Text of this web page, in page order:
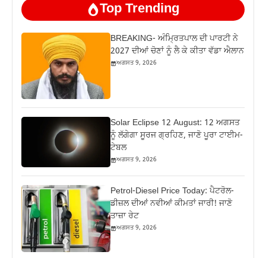
Top Trending
BREAKING- ਅੰਮ੍ਰਿਤਪਾਲ ਦੀ ਪਾਰਟੀ ਨੇ
2027 ਦੀਆਂ ਚੋਣਾਂ ਨੂੰ ਲੈ ਕੇ ਕੀਤਾ ਵੱਡਾ ਐਲਾਨ
ਅਗਸਤ 9, 2026
Solar Eclipse 12 August: 12 ਅਗਸਤ
ਨੂੰ ਲੱਗੇਗਾ ਸੂਰਜ ਗ੍ਰਹਿਣ, ਜਾਣੋ ਪੂਰਾ ਟਾਈਮ-
ਟੇਬਲ
ਅਗਸਤ 9, 2026
Petrol-Diesel Price Today: ਪੈਟਰੋਲ-
ਡੀਜ਼ਲ ਦੀਆਂ ਨਵੀਆਂ ਕੀਮਤਾਂ ਜਾਰੀ! ਜਾਣੋ
ਤਾਜ਼ਾ ਰੇਟ
ਅਗਸਤ 9, 2026